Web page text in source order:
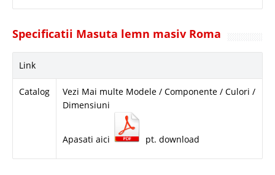
Specificatii Masuta lemn masiv Roma
Link
Catalog
Vezi Mai multe Modele / Componente / Culori /
Dimensiuni
Apasati aici pt. download